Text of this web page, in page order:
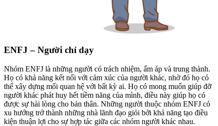
ENFJ – Người chỉ dạy
Nhóm ENFJ là những người có trách nhiệm, ấm áp và trung thành.
Họ có khả năng kết nối với cảm xúc của người khác, nhờ đó họ có
thể xây dựng mối quan hệ với bất kỳ ai. Họ có mong muốn giúp đỡ
người khác phát huy hết tiềm năng của mình, điều này giúp họ có
được sự hài lòng cho bản thân. Những người thuộc nhóm ENFJ có
xu hướng trở thành những nhà lãnh đạo giỏi bởi khả năng tạo điều
kiện thuận lợi cho sự hợp tác giữa các nhóm người khác nhau.